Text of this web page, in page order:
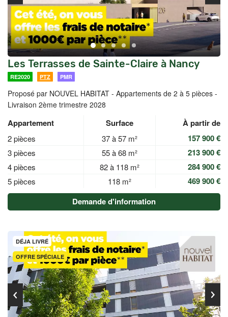
Les Terrasses de Sainte-Claire à Nancy
RE2020 PTZ PMR
Proposé par NOUVEL HABITAT - Appartements de 2 à 5 pièces -
Livraison 2ème trimestre 2028
Appartement Surface À partir de
2 pièces 37 à 57 m² 157 900 €
3 pièces 55 à 68 m² 213 900 €
4 pièces 82 à 118 m² 284 900 €
5 pièces 118 m²
469 900 €
Demande d'information
OFFRE SPÉCIALE
DÉJA LIVRÉ